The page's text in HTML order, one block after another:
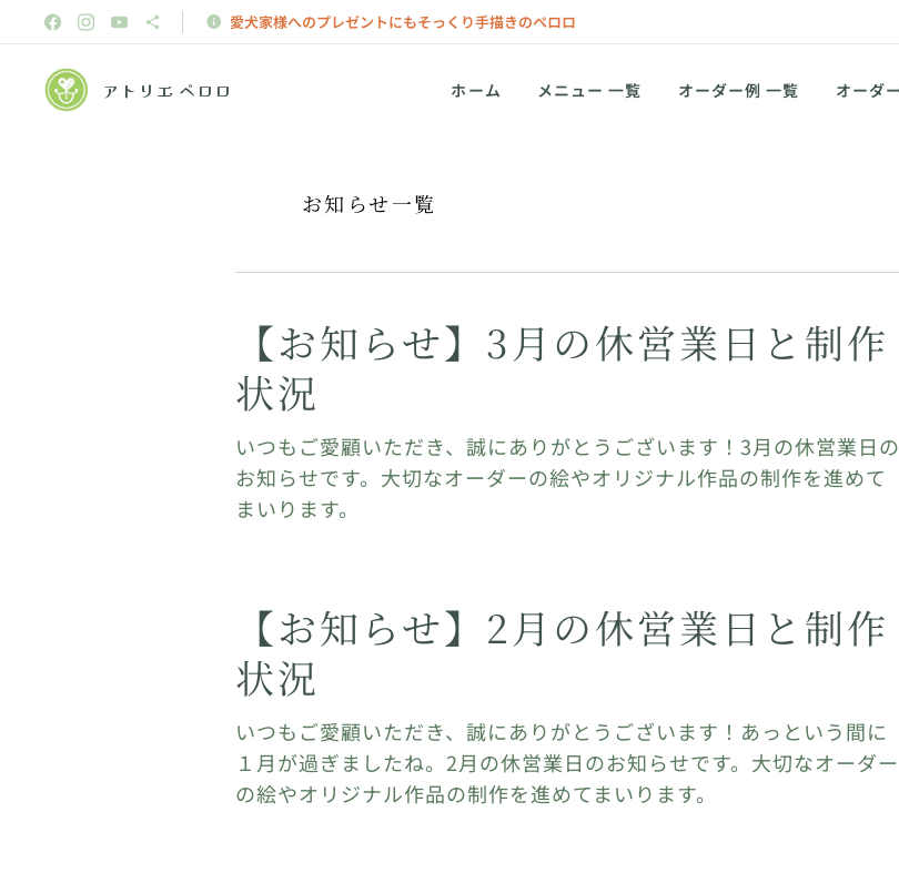
愛犬家様へのプレゼントにもそっくり手描きのペロロ
アトリエ ペロロ ホーム メニュー 一覧 オーダー例 一覧 オーダ
お知らせ一覧
【お知らせ】3月の休営業日と制作
状況
いつもご愛顧いただき、誠にありがとうございます！3月の休営業日の
お知らせです。大切なオーダーの絵やオリジナル作品の制作を進めて
まいります。
【お知らせ】2月の休営業日と制作
状況
いつもご愛顧いただき、誠にありがとうございます！あっという間に
１月が過ぎましたね。2月の休営業日のお知らせです。大切なオーダー
の絵やオリジナル作品の制作を進めてまいります。